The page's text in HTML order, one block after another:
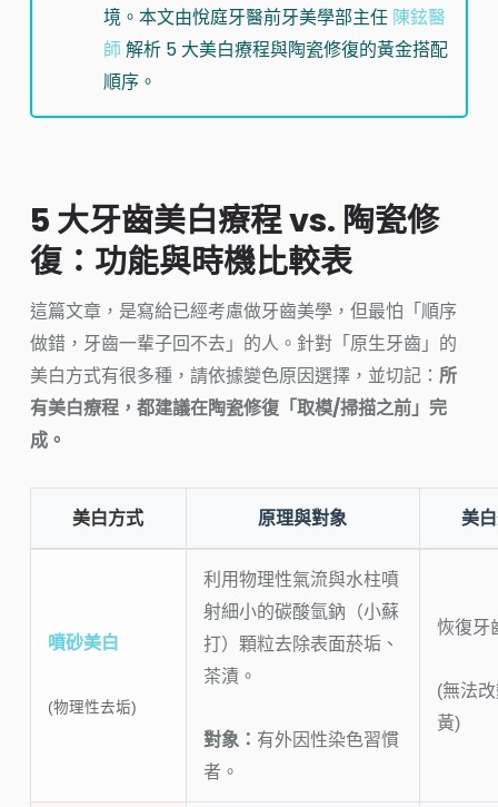
境。本文由悅庭牙醫前牙美學部主任 陳鉉醫
師解析 5 大美白療程與陶瓷修復的黃金搭配
順序。
5 大牙齒美白療程 vs. 陶瓷修
復：功能與時機比較表
這篇文章，是寫給已經考慮做牙齒美學，但最怕「順序
做錯，牙齒一輩子回不去」的人。針對「原生牙齒」的
美白方式有很多種，請依據變色原因選擇，並切記： 所
有美白療程，都建議在陶瓷修復「取模/掃描之前」完
成。
美白方式 原理與對象 美
噴砂美白
(物理性去垢)
利用物理性氣流與水柱噴
射細小的碳酸氫鈉（小蘇
打）顆粒去除表面菸垢、
茶漬。
對象： 有外因性染色習慣
者。
恢復牙
(無法
黃)